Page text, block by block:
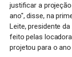
justificar a
ano", disse, na
Leite, presidente
feito pelas
projetou para o